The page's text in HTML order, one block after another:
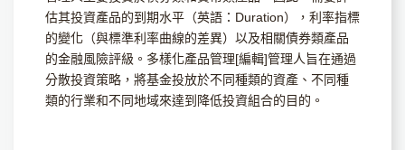
估其投資產品的到期水平（英語：Duration），利率指標
的變化（與標準利率曲線的差異）以及相關債券類產品
的金融風險評級。多樣化產品管理[編輯]管理人旨在通過
分散投資策略，將基金投放於不同種類的資產、不同種
類的行業和不同地域來達到降低投資組合的目的。